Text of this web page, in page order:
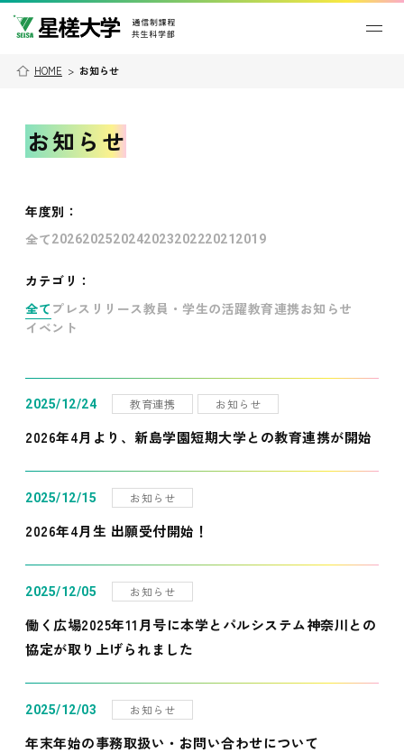
HOME > お知らせ
お知らせ
年度別 ：
全て202620252024202320222021 2019
カテゴリ：
全て プレスリリース教員・学生の活躍教育連携お知らせ
イベント
2025/12/24 教育連携 お知らせ
2026年4月より、新島学園短期大学との教育連携が開始
2025/12/15 お知らせ
2026年4月生 出願受付開始！
2025/12/05 お知らせ
働く広場2025年11月号に本学とパルシステム神奈川との
協定が取り上げられました
2025/12/03 お知らせ
年末年始の事務取扱い・お問い合わせについて